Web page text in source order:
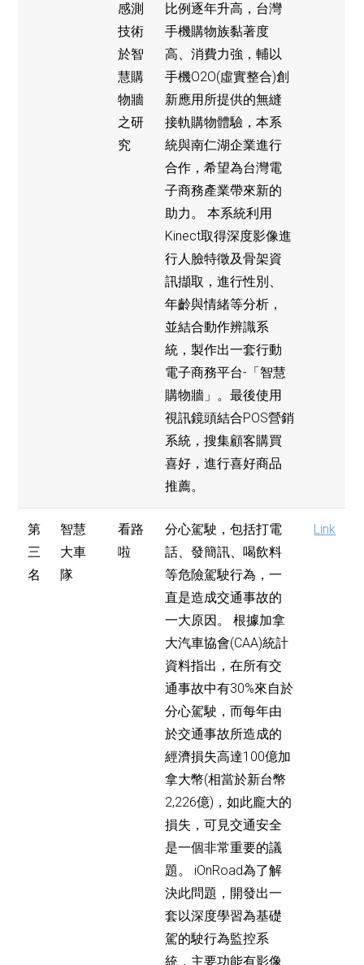
感測
技術
於智
慧購
物牆
之研
究
比例逐年升高，台灣
手機購物族黏著度
高、消費力強，輔以
手機O2O(虛實整合)創
新應用所提供的無縫
接軌購物體驗，本系
統與南仁湖企業進行
合作，希望為台灣電
子商務產業帶來新的
助力。 本系統利用
Kinect取得深度影像進
行人臉特徵及骨架資
訊擷取，進行性別、
年齡與情緒等分析，
並結合動作辨識系
統，製作出一套行動
電子商務平台-「智慧
購物牆」。最後使用
視訊鏡頭結合POS營銷
系統，搜集顧客購買
喜好，進行喜好商品
推薦。
第
三
名
智慧
大車
隊
看路
啦
分心駕駛，包括打電
話、發簡訊、喝飲料
等危險駕駛行為，一
直是造成交通事故的
一大原因。 根據加拿
大汽車協會(CAA)統計
資料指出，在所有交
通事故中有30%來自於
分心駕駛，而每年由
於交通事故所造成的
經濟損失高達100億加
拿大幣(相當於新台幣
2,226億)，如此龐大的
損失，可見交通安全
是一個非常重要的議
題。 iOnRoad為了解
決此問題，開發出一
套以深度學習為基礎
駕的駛行為監控系
統，主要功能有影像
Link